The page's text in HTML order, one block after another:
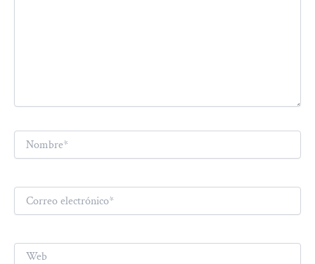
Nombre*
Correo
electrónico*
Web